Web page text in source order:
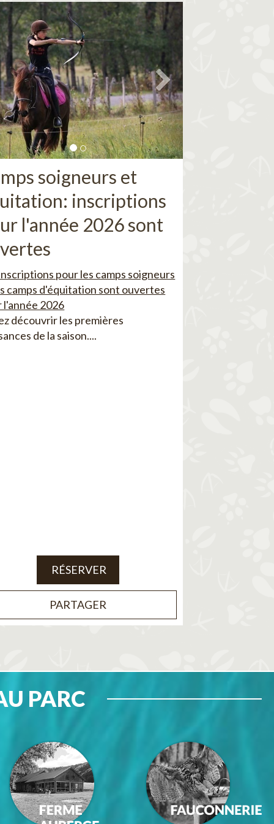
soigneurs et
inscriptions
l'année 2026 sont
pour les camps soigneurs
camps d'équitation sont ouvertes
l'année 2026
découvrir les premières
de la saison....
RÉSERVER
PARTAGER
PARC